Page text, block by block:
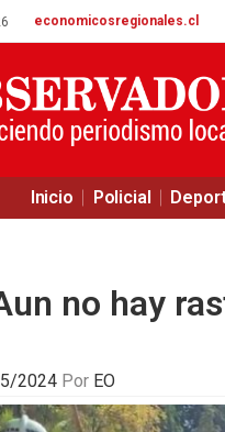
economicosregionales.cl
Inicio Policial
no hay
2024 Por EO